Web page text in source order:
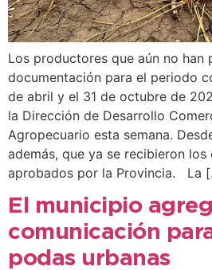
Los productores que aún no han
documentación para el periodo
de abril y el 31 de octubre de
la Dirección de Desarrollo
Agropecuario esta semana.
además, que ya se recibieron
aprobados por la Provincia. La
El municipio
comunicación
podas urbanas